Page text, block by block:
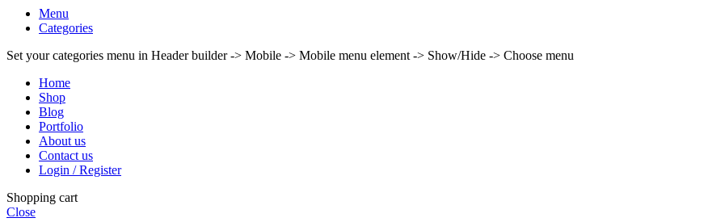
Menu
Categories
Set your categories menu in Header builder -> Mobile -> Mobile menu element -> Show/Hide -> Choose menu
Home
Shop
Blog
Portfolio
About us
Contact us
Login / Register
Shopping cart
Close